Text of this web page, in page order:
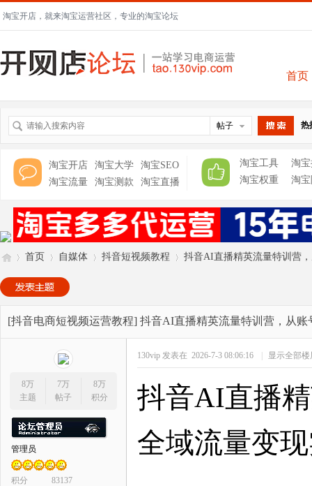
淘宝开店，就来淘宝运营社区，专业的淘宝论坛
首页
帖子 热
淘宝开店 淘宝大学
淘宝SEO
淘宝流量
淘宝测款 淘宝直播
淘宝工具
淘
淘宝权重
淘
开»
首页
›
自媒体
›
抖音短视频教程
›
抖音AI直播精英流量特训营
[抖音电商短视频运营教程] 抖音AI直播精英流量特训营，从
8万
主题
7万
帖子
8万
积分
管理员
积分 83137
130vip 发表在 2026-7-3 08:06:16 | 显示全部楼
抖音AI直播
全域流量变